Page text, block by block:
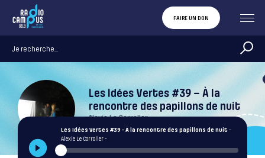
FAIRE UN DON
Les Idées Vertes #39 – À la
rencontre des papillons de nuit
Alexie Le Corroller
Les Idées Vertes #39 - À la rencontre des papillons de nuit -
Alexie Le Corroller -